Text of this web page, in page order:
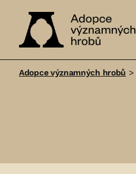
významných
Adopce významných hrobů >